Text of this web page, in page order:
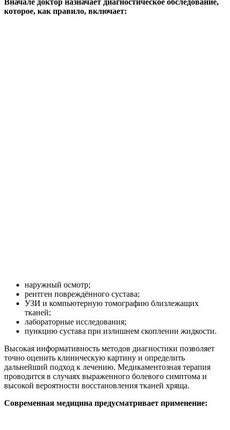
Вначале доктор назначает диагностическое обследование,
которое, как правило, включает:
наружный осмотр;
рентген повреждённого сустава;
УЗИ и компьютерную томографию близлежащих
тканей;
лабораторные исследования;
пункцию сустава при излишнем скоплении жидкости.
Высокая информативность методов диагностики позволяет
точно оценить клиническую картину и определить
дальнейший подход к лечению. Медикаментозная терапия
проводится в случаях выраженного болевого симптома и
высокой вероятности восстановления тканей хряща.
Современная медицина предусматривает применение: